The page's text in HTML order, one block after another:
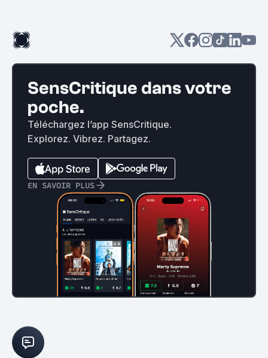
SensCritique dans votre
poche.
Téléchargez l’app SensCritique.
Explorez. Vibrez. Partagez.
EN SAVOIR PLUS